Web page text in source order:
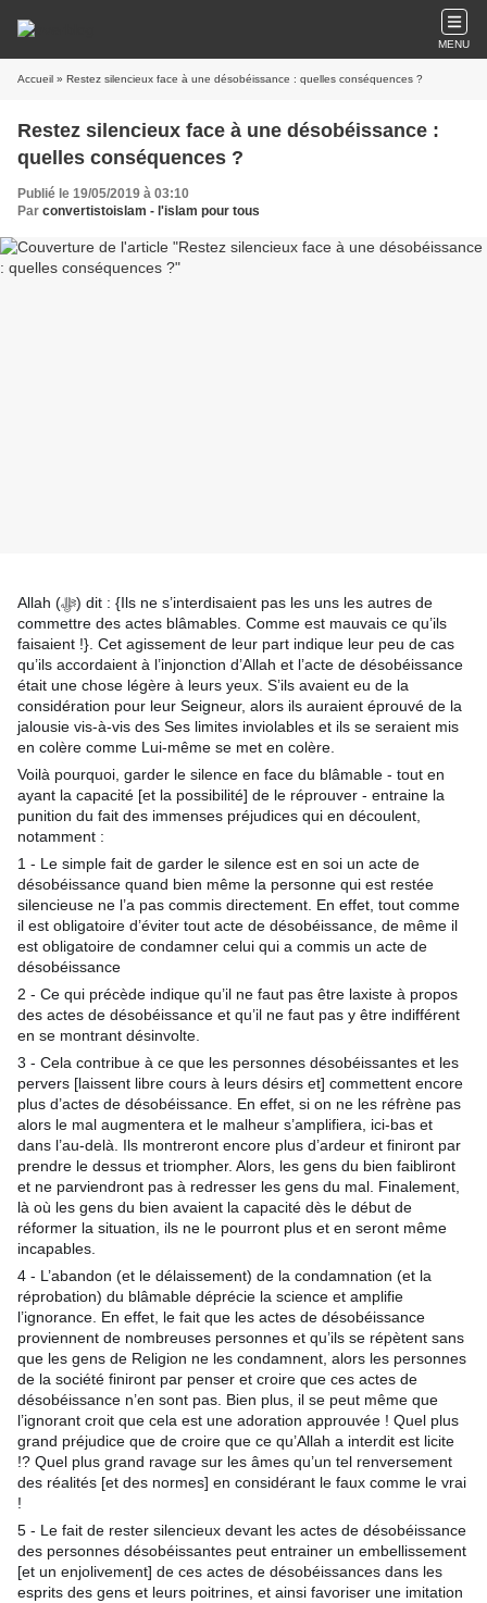
MENU
Accueil » Restez silencieux face à une désobéissance : quelles conséquences ?
Restez silencieux face à une désobéissance :
quelles conséquences ?
Publié le 19/05/2019 à 03:10
Par convertistoislam - l'islam pour tous
Allah (ﷻ) dit : {Ils ne s’interdisaient pas les uns les autres de
commettre des actes blâmables. Comme est mauvais ce qu’ils
faisaient !}. Cet agissement de leur part indique leur peu de cas
qu’ils accordaient à l’injonction d’Allah et l’acte de désobéissance
était une chose légère à leurs yeux. S’ils avaient eu de la
considération pour leur Seigneur, alors ils auraient éprouvé de la
jalousie vis-à-vis des Ses limites inviolables et ils se seraient mis
en colère comme Lui-même se met en colère.
Voilà pourquoi, garder le silence en face du blâmable - tout en
ayant la capacité [et la possibilité] de le réprouver - entraine la
punition du fait des immenses préjudices qui en découlent,
notamment :
1 - Le simple fait de garder le silence est en soi un acte de
désobéissance quand bien même la personne qui est restée
silencieuse ne l’a pas commis directement. En effet, tout comme
il est obligatoire d’éviter tout acte de désobéissance, de même il
est obligatoire de condamner celui qui a commis un acte de
désobéissance
2 - Ce qui précède indique qu’il ne faut pas être laxiste à propos
des actes de désobéissance et qu’il ne faut pas y être indifférent
en se montrant désinvolte.
3 - Cela contribue à ce que les personnes désobéissantes et les
pervers [laissent libre cours à leurs désirs et] commettent encore
plus d’actes de désobéissance. En effet, si on ne les réfrène pas
alors le mal augmentera et le malheur s’amplifiera, ici-bas et
dans l’au-delà. Ils montreront encore plus d’ardeur et finiront par
prendre le dessus et triompher. Alors, les gens du bien faibliront
et ne parviendront pas à redresser les gens du mal. Finalement,
là où les gens du bien avaient la capacité dès le début de
réformer la situation, ils ne le pourront plus et en seront même
incapables.
4 - L’abandon (et le délaissement) de la condamnation (et la
réprobation) du blâmable déprécie la science et amplifie
l’ignorance. En effet, le fait que les actes de désobéissance
proviennent de nombreuses personnes et qu’ils se répètent sans
que les gens de Religion ne les condamnent, alors les personnes
de la société finiront par penser et croire que ces actes de
désobéissance n’en sont pas. Bien plus, il se peut même que
l’ignorant croit que cela est une adoration approuvée ! Quel plus
grand préjudice que de croire que ce qu’Allah a interdit est licite
!? Quel plus grand ravage sur les âmes qu’un tel renversement
des réalités [et des normes] en considérant le faux comme le vrai
!
5 - Le fait de rester silencieux devant les actes de désobéissance
des personnes désobéissantes peut entrainer un embellissement
[et un enjolivement] de ces actes de désobéissances dans les
esprits des gens et leurs poitrines, et ainsi favoriser une imitation